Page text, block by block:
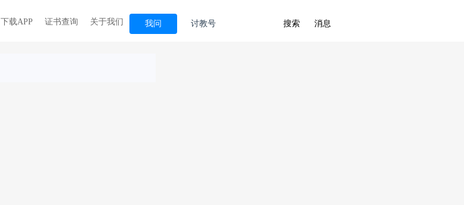
下载APP 证书查询 关于我们 我问 讨教号 搜索 消息